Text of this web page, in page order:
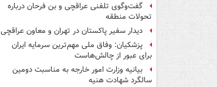
گفت‌وگوی تلفنی عراقچی و بن فرحان درباره
تحولات منطقه
دیدار سفیر پاکستان در تهران و معاون عراقچی
پزشکیان: وفاق ملی مهم‌ترین سرمایه ایران
برای عبور از چالش‌هاست
بیانیه وزارت امور خارجه به مناسبت دومین
سالگرد شهادت هنیه